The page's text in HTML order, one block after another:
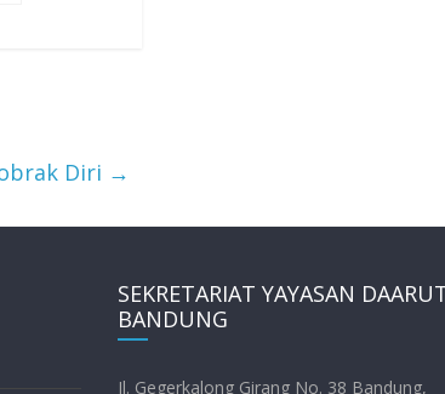
Diri →
SEKRETARIAT YAYASAN
BANDUNG
Jl. Gegerkalong Girang No. 38 Bandung,